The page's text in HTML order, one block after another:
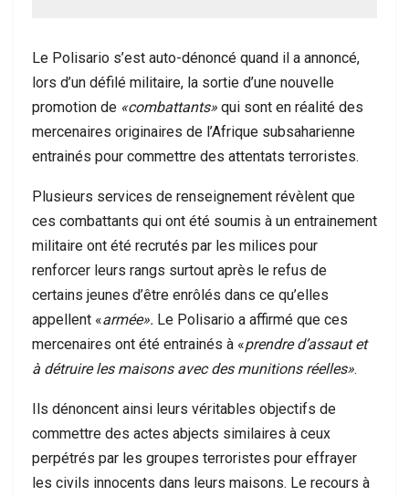
Le Polisario s’est auto-dénoncé quand il a annoncé,
lors d’un défilé militaire, la sortie d’une nouvelle
promotion de «combattants» qui sont en réalité des
mercenaires originaires de l’Afrique subsaharienne
entrainés pour commettre des attentats terroristes.
Plusieurs services de renseignement révèlent que
ces combattants qui ont été soumis à un entrainement
militaire ont été recrutés par les milices pour
renforcer leurs rangs surtout après le refus de
certains jeunes d’être enrôlés dans ce qu’elles
appellent «armée». Le Polisario a affirmé que ces
mercenaires ont été entrainés à «prendre d’assaut et
à détruire les maisons avec des munitions réelles».
Ils dénoncent ainsi leurs véritables objectifs de
commettre des actes abjects similaires à ceux
perpétrés par les groupes terroristes pour effrayer
les civils innocents dans leurs maisons. Le recours à